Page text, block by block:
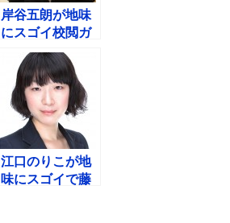
岸谷五朗が地味
にスゴイ校閲ガ
ールで部長・茸
原渚音！石原さ
とみと再共演？
江口のりこが地
味にスゴイで藤